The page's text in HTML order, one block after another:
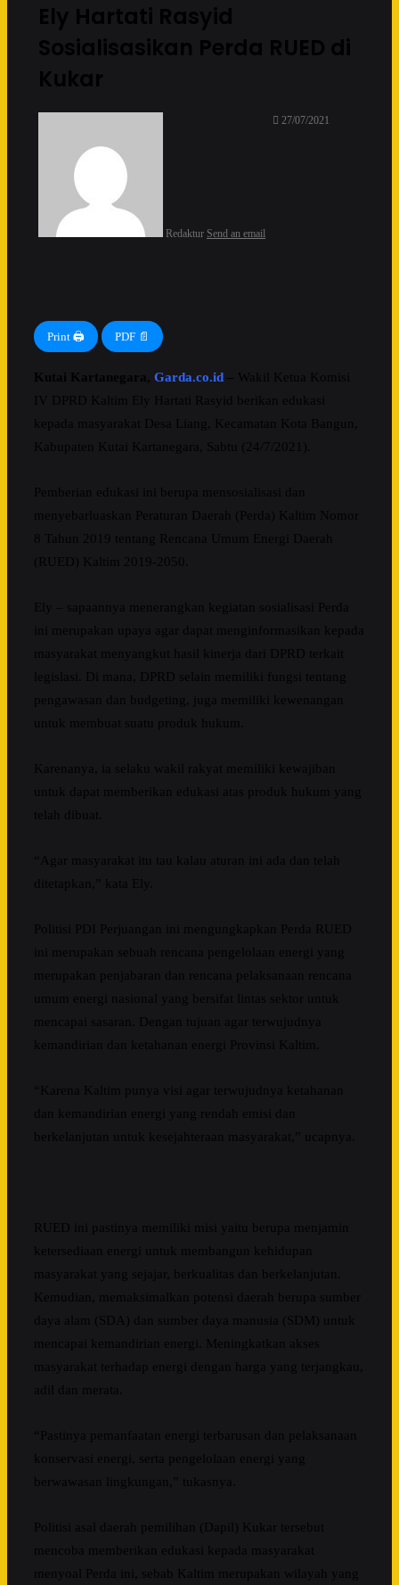
Ely Hartati Rasyid
Sosialisasikan Perda RUED di
Kukar
Redaktur Send an email
27/07/2021
Print 🖨 PDF 📄
Kutai Kartanegara, Garda.co.id – Wakil Ketua Komisi
IV DPRD Kaltim Ely Hartati Rasyid berikan edukasi
kepada masyarakat Desa Liang, Kecamatan Kota Bangun,
Kabupaten Kutai Kartanegara, Sabtu (24/7/2021).
Pemberian edukasi ini berupa mensosialisasi dan
menyebarluaskan Peraturan Daerah (Perda) Kaltim Nomor
8 Tahun 2019 tentang Rencana Umum Energi Daerah
(RUED) Kaltim 2019-2050.
Ely – sapaannya menerangkan kegiatan sosialisasi Perda
ini merupakan upaya agar dapat menginformasikan kepada
masyarakat menyangkut hasil kinerja dari DPRD terkait
legislasi. Di mana, DPRD selain memiliki fungsi tentang
pengawasan dan budgeting, juga memiliki kewenangan
untuk membuat suatu produk hukum.
Karenanya, ia selaku wakil rakyat memiliki kewajiban
untuk dapat memberikan edukasi atas produk hukum yang
telah dibuat.
“Agar masyarakat itu tau kalau aturan ini ada dan telah
ditetapkan,” kata Ely.
Politisi PDI Perjuangan ini mengungkapkan Perda RUED
ini merupakan sebuah rencana pengelolaan energi yang
merupakan penjabaran dan rencana pelaksanaan rencana
umum energi nasional yang bersifat lintas sektor untuk
mencapai sasaran. Dengan tujuan agar terwujudnya
kemandirian dan ketahanan energi Provinsi Kaltim.
“Karena Kaltim punya visi agar terwujudnya ketahanan
dan kemandirian energi yang rendah emisi dan
berkelanjutan untuk kesejahteraan masyarakat,” ucapnya.
RUED ini pastinya memiliki misi yaitu berupa menjamin
ketersediaan energi untuk membangun kehidupan
masyarakat yang sejajar, berkualitas dan berkelanjutan.
Kemudian, memaksimalkan potensi daerah berupa sumber
daya alam (SDA) dan sumber daya manusia (SDM) untuk
mencapai kemandirian energi. Meningkatkan akses
masyarakat terhadap energi dengan harga yang terjangkau,
adil dan merata.
“Pastinya pemanfaatan energi terbarusan dan pelaksanaan
konservasi energi, serta pengelolaan energi yang
berwawasan lingkungan,” tukasnya.
Politisi asal daerah pemilihan (Dapil) Kukar tersebut
mencoba memberikan edukasi kepada masyarakat
menyoal Perda ini, sebab Kaltim merupakan wilayah yang